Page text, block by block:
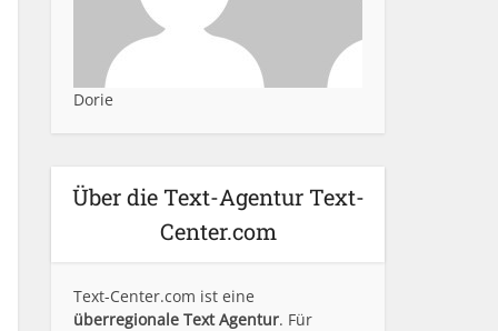
Dorie
Über die Text-Agentur Text-
Center.com
Text-Center.com ist eine
überregionale Text Agentur. Für